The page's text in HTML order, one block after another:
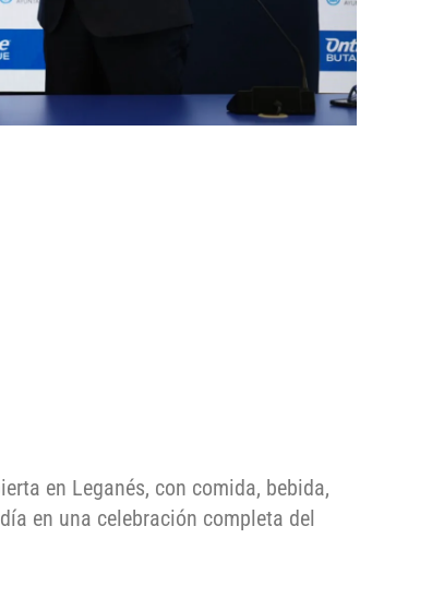
en Leganés, con comida, bebida,
en una celebración completa del